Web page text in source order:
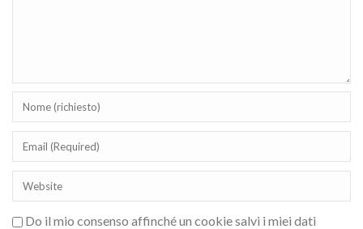
Do il mio consenso affinché un cookie salvi i miei dati